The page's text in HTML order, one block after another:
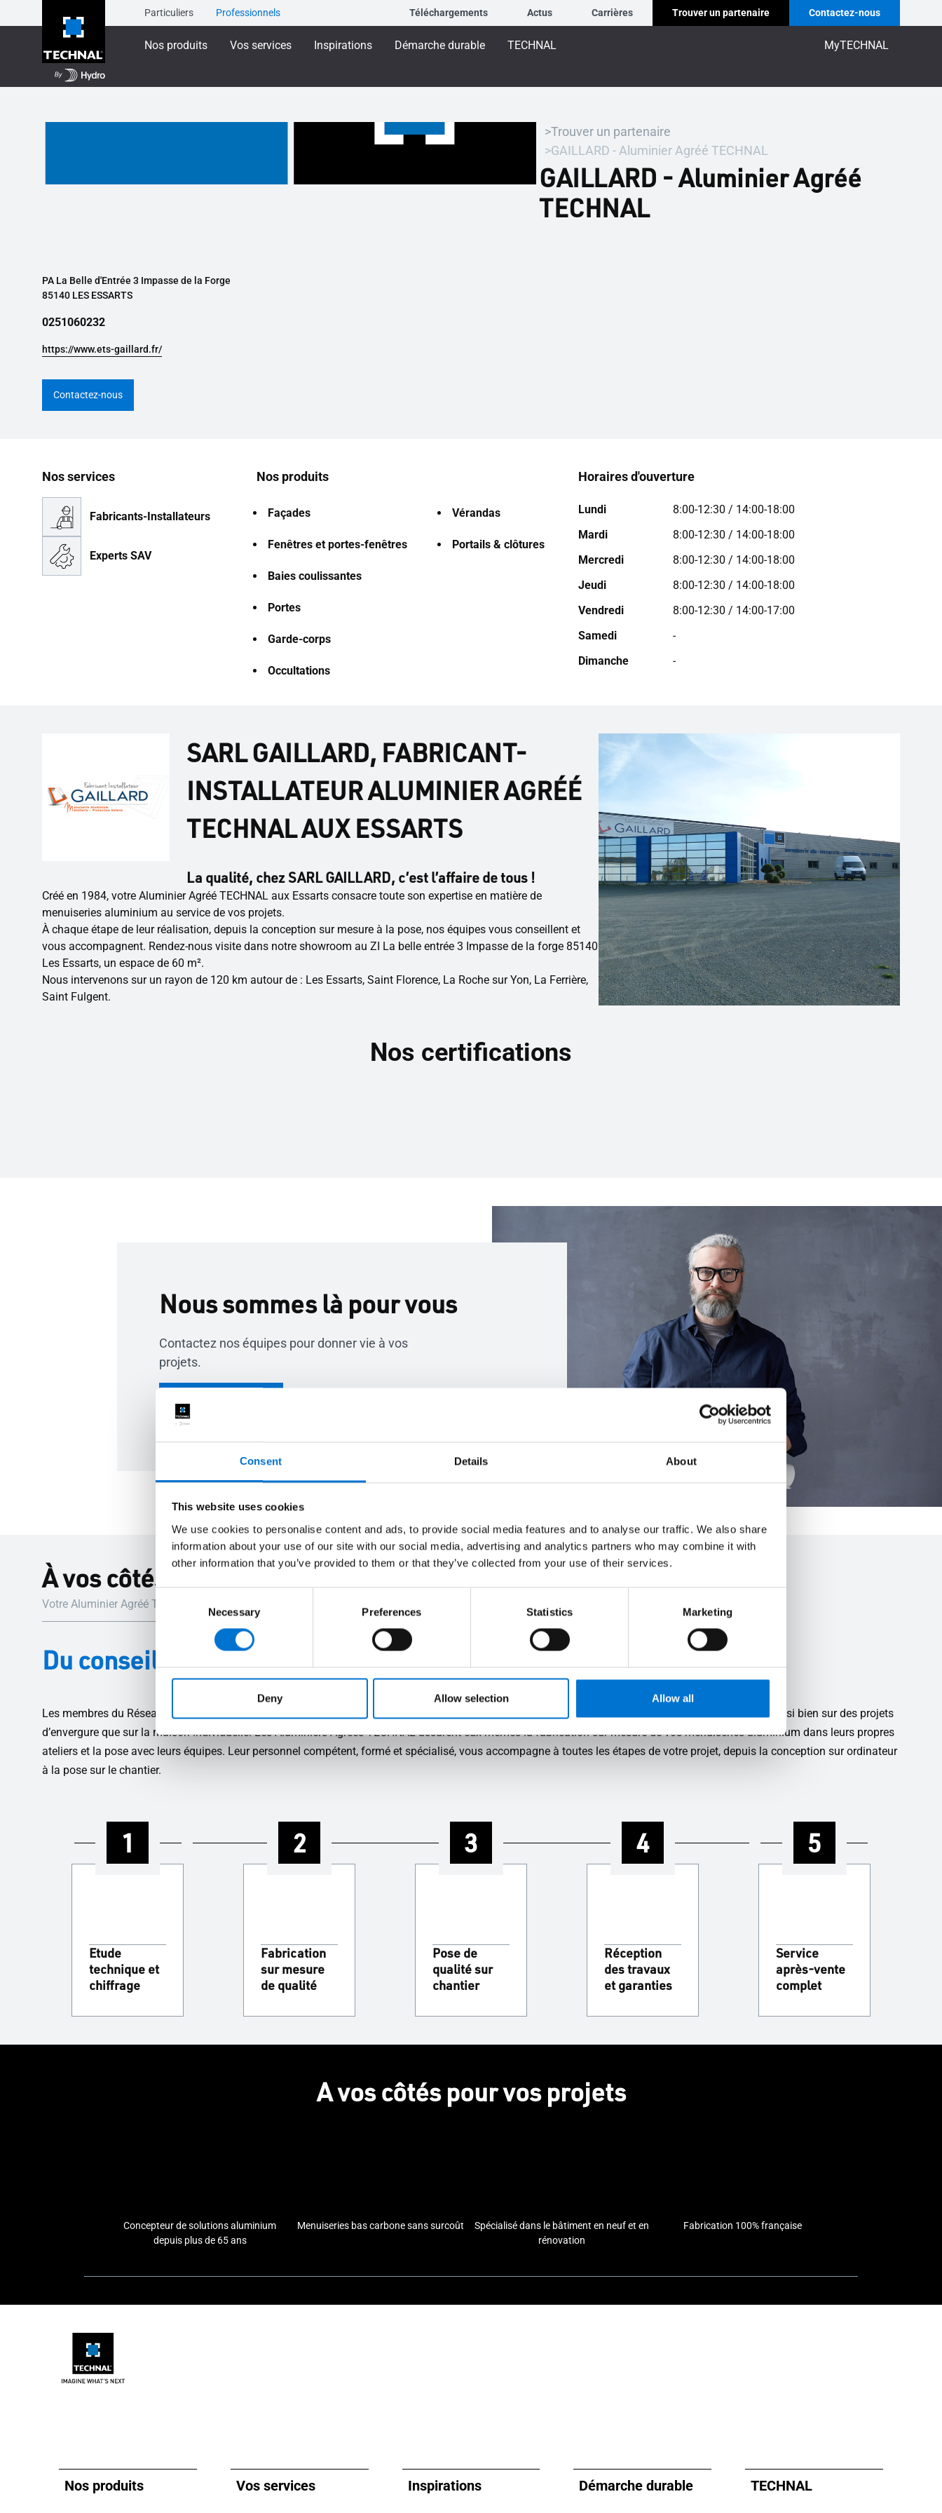
Consent Details About
This website uses cookies
We use cookies to personalise content and ads, to provide social media features and to analyse our traffic. We also share
information about your use of our site with our social media, advertising and analytics partners who may combine it with
other information that you’ve provided to them or that they’ve collected from your use of their services.
Necessary Preferences Statistics Marketing
Deny Allow selection Allow all
Particuliers Professionnels Téléchargements Actus Carrières Trouver un partenaire Contactez-nous
Nos produits Vos services Inspirations Démarche durable TECHNAL MyTECHNAL
Trouver un partenaire
GAILLARD - Aluminier Agréé TECHNAL
GAILLARD - Aluminier Agréé
TECHNAL
PA La Belle d'Entrée 3 Impasse de la Forge
85140 LES ESSARTS
0251060232
https://www.ets-gaillard.fr/
Contactez-nous
Nos services
Fabricants-Installateurs
Experts SAV
Nos produits
Façades
Fenêtres et portes-fenêtres
Baies coulissantes
Portes
Garde-corps
Occultations
Vérandas
Portails & clôtures
Horaires d'ouverture
Lundi
8:00-12:30 / 14:00-18:00
Mardi
8:00-12:30 / 14:00-18:00
Mercredi
8:00-12:30 / 14:00-18:00
Jeudi
8:00-12:30 / 14:00-18:00
Vendredi
8:00-12:30 / 14:00-17:00
Samedi
-
Dimanche
-
SARL GAILLARD, FABRICANT-
INSTALLATEUR ALUMINIER AGRÉÉ
TECHNAL AUX ESSARTS
La qualité, chez SARL GAILLARD, c’est l’affaire de tous !
Créé en 1984, votre Aluminier Agréé TECHNAL aux Essarts consacre toute son expertise en matière de
menuiseries aluminium au service de vos projets.
À chaque étape de leur réalisation, depuis la conception sur mesure à la pose, nos équipes vous conseillent et
vous accompagnent. Rendez-nous visite dans notre showroom au ZI La belle entrée 3 Impasse de la forge 85140
Les Essarts, un espace de 60 m².
Nous intervenons sur un rayon de 120 km autour de : Les Essarts, Saint Florence, La Roche sur Yon, La Ferrière,
Saint Fulgent.
Nos certifications
Nous sommes là pour vous
Contactez nos équipes pour donner vie à vos
projets.
Contactez-nous
À vos côtés tout au long de votre projet
Votre Aluminier Agréé TECHNAL vous accompagne pas à pas dans la réalisation de votre projet.
Du conseil à la pose, votre Aluminier TECHNAL vous accompagne
Les membres du Réseau des Aluminiers Agréés TECHNAL sont des entreprises indépendantes, à taille humaine, reconnues pour leurs compétences aussi bien sur des projets
d’envergure que sur la maison individuelle. Les Aluminiers Agréés TECHNAL assurent eux-mêmes la fabrication sur-mesure de vos menuiseries aluminium dans leurs propres
ateliers et la pose avec leurs équipes. Leur personnel compétent, formé et spécialisé, vous accompagne à toutes les étapes de votre projet, depuis la conception sur ordinateur
à la pose sur le chantier.
1
Etude
technique et
chiffrage
2
Fabrication
sur mesure
de qualité
3
Pose de
qualité sur
chantier
4
Réception
des travaux
et garanties
5
Service
après-vente
complet
A vos côtés pour vos projets
Concepteur de solutions aluminium
depuis plus de 65 ans
Menuiseries bas carbone sans surcoût
Spécialisé dans le bâtiment en neuf et en
rénovation
Fabrication 100% française
Nos produits Vos services Inspirations Démarche durable TECHNAL